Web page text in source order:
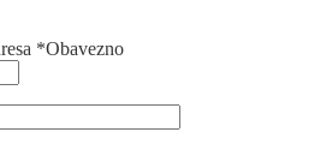
*Obavezno